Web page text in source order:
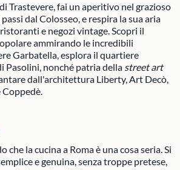
Trastevere, fai un aperitivo nel grazioso
dal Colosseo, e respira la sua aria
e negozi vintage. Scopri il
ammirando le incredibili
Garbatella, esplora il quartiere
Pasolini, nonché patria della street art
dall'architettura Liberty, Art Decò,
la cucina a Roma è una cosa seria. Si
e genuina, senza troppe pretese,